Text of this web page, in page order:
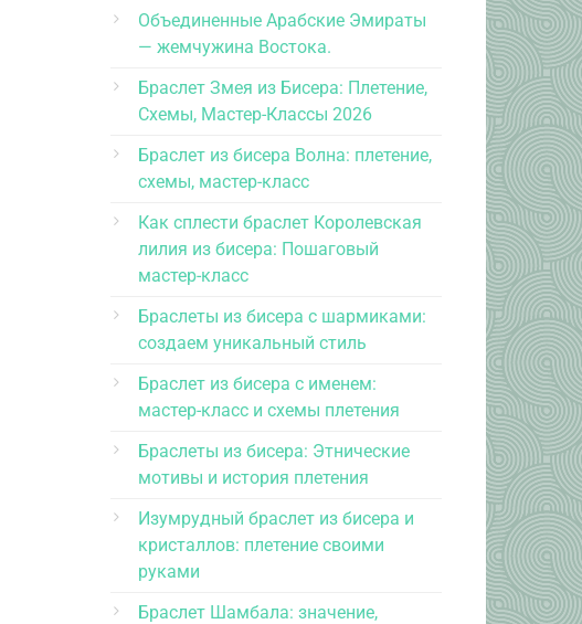
Объединенные Арабские Эмираты
— жемчужина Востока.
Браслет Змея из Бисера: Плетение,
Схемы, Мастер-Классы 2026
Браслет из бисера Волна: плетение,
схемы, мастер-класс
Как сплести браслет Королевская
лилия из бисера: Пошаговый
мастер-класс
Браслеты из бисера с шармиками:
создаем уникальный стиль
Браслет из бисера с именем:
мастер-класс и схемы плетения
Браслеты из бисера: Этнические
мотивы и история плетения
Изумрудный браслет из бисера и
кристаллов: плетение своими
руками
Браслет Шамбала: значение,